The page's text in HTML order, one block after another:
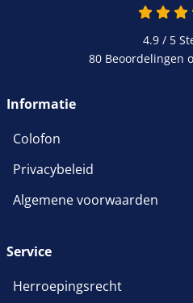
4.9 / 5
80 Beoordelingen
Informatie
Colofon
Privacybeleid
Algemene voorwaarden
Service
Herroepingsrecht